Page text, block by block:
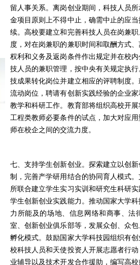
留人事关系。离岗创业期间，科技人员
金项目原则上不得中止，确需中止的应
续。高校要建立和完善科技人员在岗兼
度，对在岗兼职的兼职时间和取酬方式
权利和义务及返岗条件作出规定并在校
技人员的兼职管理，按中央有关规定执
技成果转化岗位并建立相应的评聘制度
流动岗位，聘请有创新实践经验的企业
教学和科研工作。教育部将组织高校开
工程类教师必要条件的试点，加大对应
师在校企之间的交流力度。
七、支持学生创新创业。探索建立以创
制，完善产学研用结合的协同育人模式
所联合建立学生实习实训和研究生科研
学生创新创业实践能力。推动国家大学
力所能及的场地、信息网络和商事、法
室、创新创业俱乐部等，发展众创、众
孵化模式。鼓励国家大学科技园组织有
校科技人员和天使投资人开展志愿者行
业辅导以及技术开发合作援助，编写高